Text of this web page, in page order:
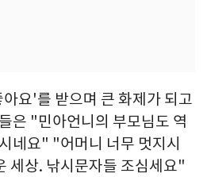
요'를 받으며 큰 화제가 되고
은 "민아언니의 부모님도 역
네요" "어머니 너무 멋지시
세상. 낚시문자들 조심세요"